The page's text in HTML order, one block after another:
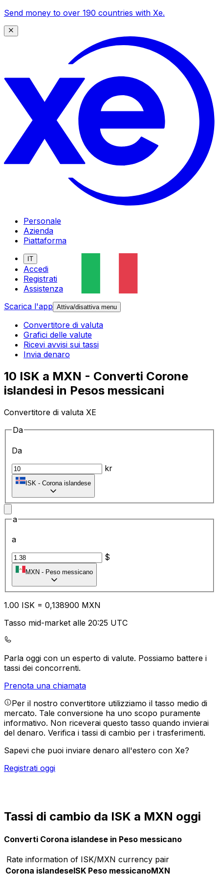
Send money to over 190 countries with Xe.
Personale
Azienda
Piattaforma
IT
Accedi
Registrati
Assistenza
Scarica l'app Attiva/disattiva menu
Convertitore di valuta
Grafici delle valute
Ricevi avvisi sui tassi
Invia denaro
10 ISK a MXN - Converti Corone
islandesi in Pesos messicani
Convertitore di valuta XE
Da
Da
kr
ISK - Corona islandese
a
a
$
MXN - Peso messicano
1.00 ISK = 0,138900 MXN
Tasso mid-market alle 20:25 UTC
Parla oggi con un esperto di valute. Possiamo battere i
tassi dei concorrenti.
Prenota una chiamata
Per il nostro convertitore utilizziamo il tasso medio di
mercato. Tale conversione ha uno scopo puramente
informativo. Non riceverai questo tasso quando invierai
del denaro. Verifica i tassi di cambio per i trasferimenti.
Sapevi che puoi inviare denaro all'estero con Xe?
Registrati oggi
Tassi di cambio da ISK a MXN oggi
Converti Corona islandese in Peso messicano
Rate information of ISK/MXN currency pair
Corona islandeseISK Peso messicanoMXN